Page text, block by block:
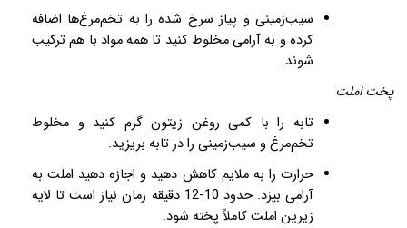
سیب‌زمینی و پیاز سرخ شده را به تخم‌مرغ‌ها اضافه
کرده و به آرامی مخلوط کنید تا همه مواد با هم ترکیب
شوند.
پخت املت
تابه را با کمی روغن زیتون گرم کنید و مخلوط
تخم‌مرغ و سیب‌زمینی را در تابه بریزید.
حرارت را به ملایم کاهش دهید و اجازه دهید املت به
آرامی بپزد. حدود 10-12 دقیقه زمان نیاز است تا لایه
زیرین املت کاملاً پخته شود.